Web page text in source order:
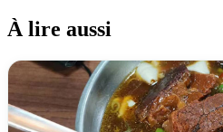
À lire aussi